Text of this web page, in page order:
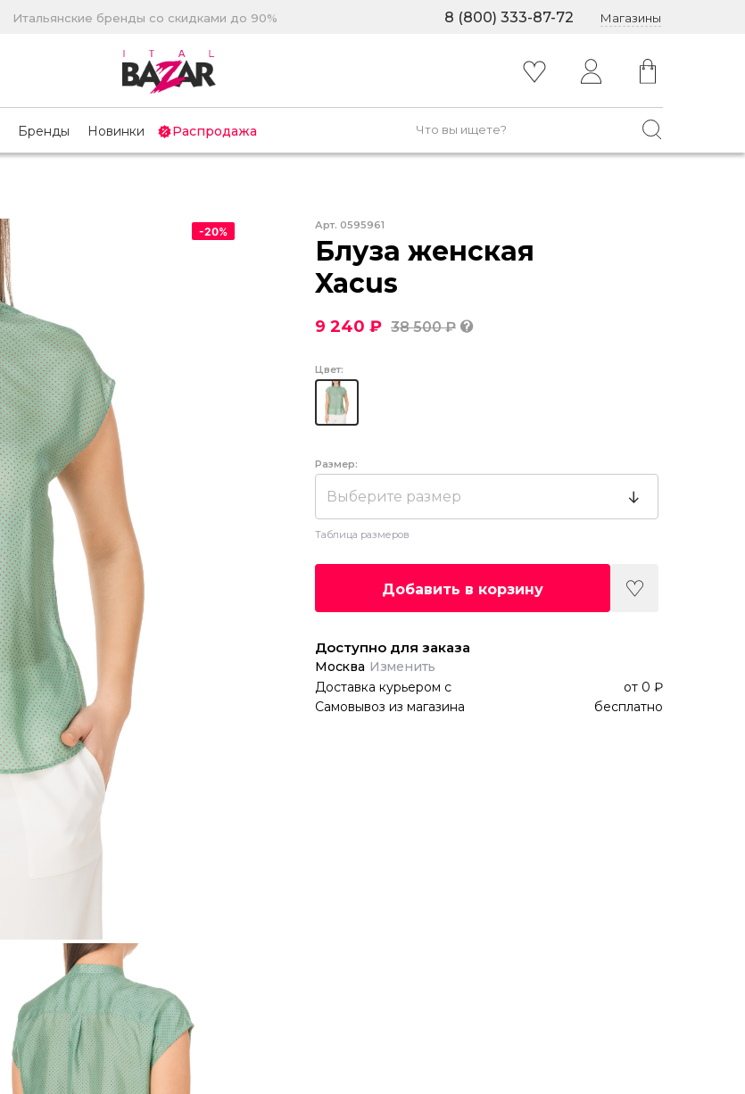
Итальянские бренды со скидками до 90% 8 (800) 333-87-72 Магазины
Бренды Новинки Распродажа
-20% Арт. 0595961
Блуза женская
Xacus
9 240 ₽ 38 500 ₽
Цвет:
Размер:
Выберите размер
Таблица размеров
Добавить в корзину
Доступно для заказа
Москва Изменить
Доставка курьером с от 0 ₽
Самовывоз из магазина
бесплатно